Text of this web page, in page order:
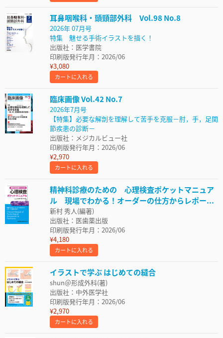
耳鼻咽喉科・頭頸部外科 Vol.98 No.8
2026年 07月号
特集 魅せる手術イラストを描く！
出版社：医学書院
印刷版発行年月：2026/06
¥3,080
カートに入れる
臨床画像 Vol.42 No.7
2026年7月号
【特集】必要な解剖を理解して苦手を克服－肘，手，足関
節疾患の診断－
出版社：メジカルビュー社
印刷版発行年月：2026/06
¥2,970
カートに入れる
精神科診療のための 心理検査ポケットマニュア
ル 現場でわかる！オーダーの仕方からレポー...
新村 秀人(編著)
出版社：医歯薬出版
印刷版発行年月：2026/06
¥4,180
カートに入れる
イラストで学ぶ はじめての縫合
shun＠形成外科(著)
出版社：中外医学社
印刷版発行年月：2026/06
¥2,970
カートに入れる